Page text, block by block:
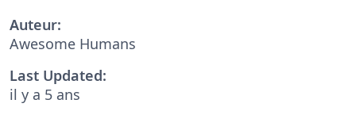
Auteur:
Awesome Humans
Last Updated:
il y a 5 ans